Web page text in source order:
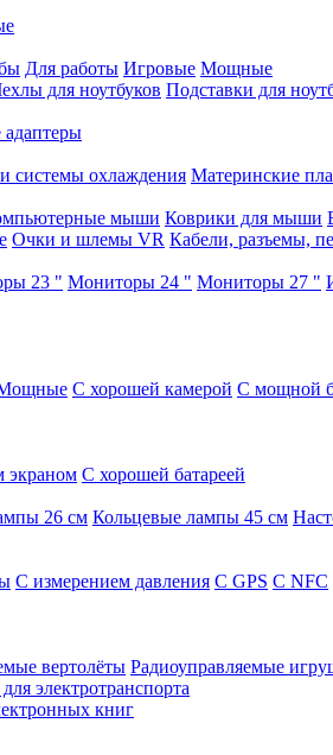
Для работы Игровые Мощные
для ноутбуков Подставки для
адаптеры
системы охлаждения Материнские
мыши Коврики для мыши
Очки и шлемы VR Кабели, разъемы,
23 " Мониторы 24 " Мониторы 27 "
С хорошей камерой С мощной
экраном С хорошей батареей
26 см Кольцевые лампы 45 см
C измерением давления C GPS C NFC
вертолёты Радиоуправляемые
электротранспорта
книг